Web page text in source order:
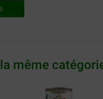
même